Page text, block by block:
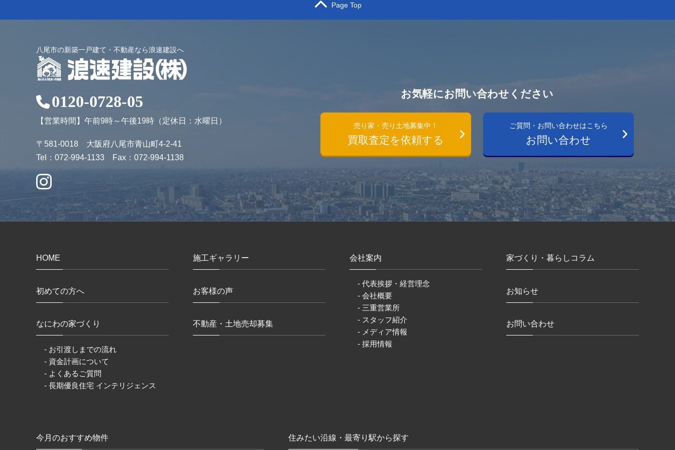
Page Top
八尾市の新築一戸建て・不動産なら浪速建設へ
0120-0728-05
【営業時間】午前9時～午後19時（定休日：水曜日）
〒581-0018 大阪府八尾市青山町4-2-41
Tel：072-994-1133 Fax：072-994-1138
お気軽にお問い合わせください
売り家・売り土地募集中！
買取査定を依頼する
ご質問・お問い合わせはこちら
お問い合わせ
HOME
初めての方へ
なにわの家づくり
- お引渡しまでの流れ
- 資金計画について
- よくあるご質問
- 長期優良住宅 インテリジェンス
施工ギャラリー
お客様の声
不動産・土地売却募集
会社案内
- 代表挨拶・経営理念
- 会社概要
- 三重営業所
- スタッフ紹介
- メディア情報
- 採用情報
家づくり・暮らしコラム
お知らせ
お問い合わせ
今月のおすすめ物件 住みたい沿線・最寄り駅から探す